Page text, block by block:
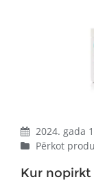
2024. gada
Pērkot
Kur nopirkt